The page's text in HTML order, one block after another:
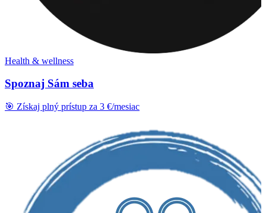
Health & wellness
Spoznaj Sám seba
🎯 Získaj plný prístup za 3 €/mesiac